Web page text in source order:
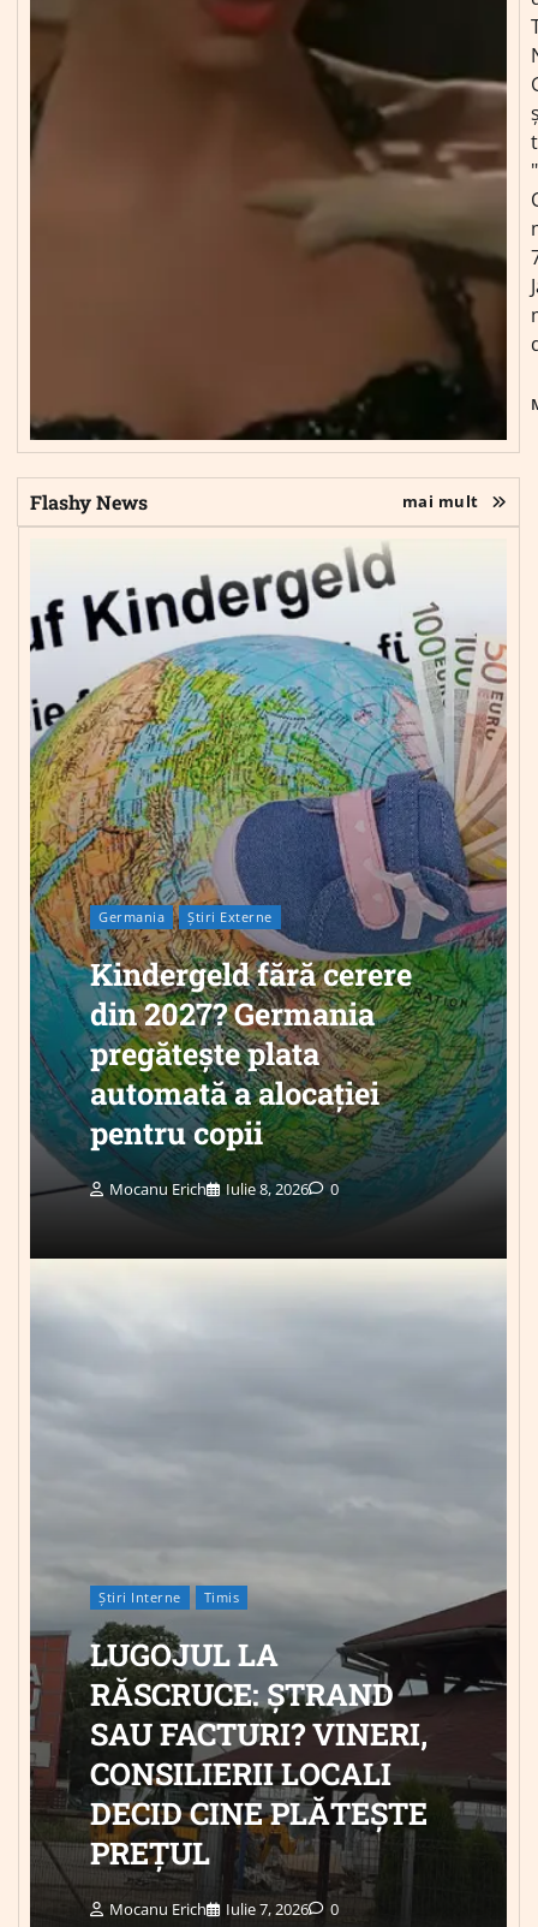
Flashy News mai mult
Germania Știri Externe
Kindergeld fără cerere
din 2027? Germania
pregătește plata
automată a alocației
pentru copii
Mocanu Erich Iulie 8, 2026 0
Știri Interne Timis
LUGOJUL LA
RĂSCRUCE: ȘTRAND
SAU FACTURI? VINERI,
CONSILIERII LOCALI
DECID CINE PLĂTEȘTE
PREȚUL
Mocanu Erich Iulie 7, 2026 0